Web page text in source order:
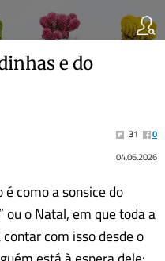
e do
31
0
04.06.2026
como a sonsice do
o Natal, em que toda a
com isso desde o